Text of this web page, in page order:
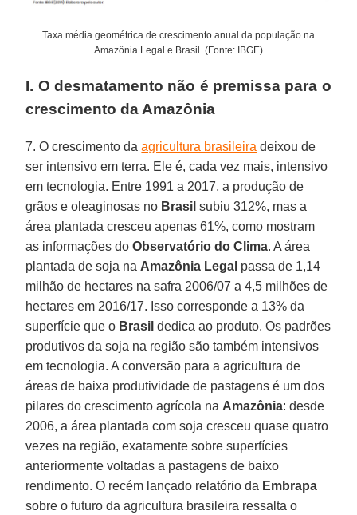
Taxa média geométrica de crescimento anual da população na
Amazônia Legal e Brasil. (Fonte: IBGE)
I. O desmatamento não é premissa para o
crescimento da Amazônia
7. O crescimento daagricultura brasileira deixou de
ser intensivo em terra. Ele é, cada vez mais, intensivo
em tecnologia. Entre 1991 a 2017, a produção de
grãos e oleaginosas no Brasil subiu 312%, mas a
área plantada cresceu apenas 61%, como mostram
as informações doObservatório do Clima. A área
plantada de soja na Amazônia Legal passa de 1,14
milhão de hectares na safra 2006/07 a 4,5 milhões de
hectares em 2016/17. Isso corresponde a 13% da
superfície que o Brasil dedica ao produto. Os padrões
produtivos da soja na região são também intensivos
em tecnologia. A conversão para a agricultura de
áreas de baixa produtividade de pastagens é um dos
pilares do crescimento agrícola na Amazônia: desde
2006, a área plantada com soja cresceu quase quatro
vezes na região, exatamente sobre superfícies
anteriormente voltadas a pastagens de baixo
rendimento. O recém lançado relatório da Embrapa
sobre o futuro da agricultura brasileira ressalta o